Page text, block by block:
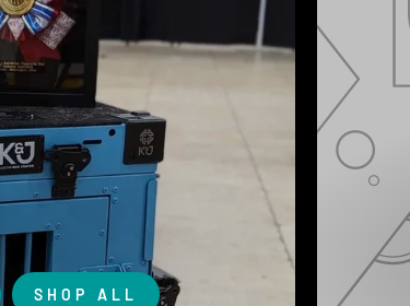
SHOP ALL